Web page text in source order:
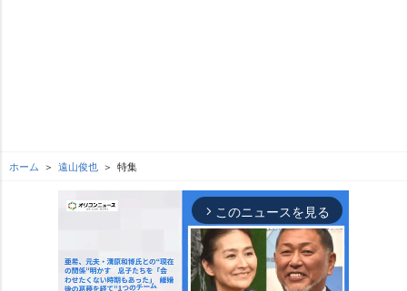
ホーム 遠山俊也 特集
arrow_forward_ios このニュースを見る